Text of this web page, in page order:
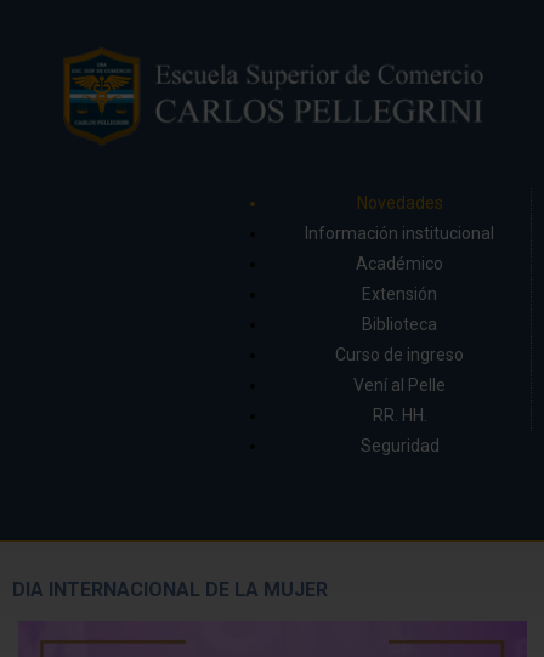
Novedades
Información institucional
Académico
Extensión
Biblioteca
Curso de ingreso
Vení al Pelle
RR. HH.
Seguridad
DIA INTERNACIONAL DE LA MUJER